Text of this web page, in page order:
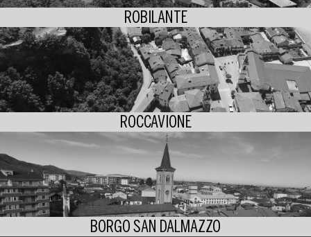
ROBILANTE
ROCCAVIONE
BORGO SAN DALMAZZO